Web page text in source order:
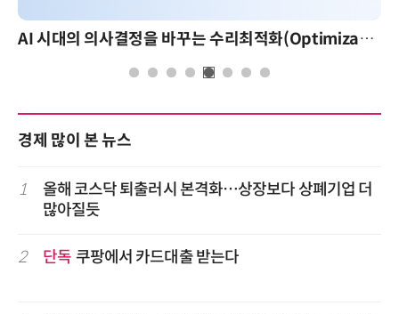
AI 시대의 의사결정을 바꾸는 수리최적화(Optimization): 실제 산업 적용 사례와 활용 전략
경제 많이 본 뉴스
1
올해 코스닥 퇴출러시 본격화…상장보다 상폐기업 더
많아질듯
2 단독 쿠팡에서 카드대출 받는다